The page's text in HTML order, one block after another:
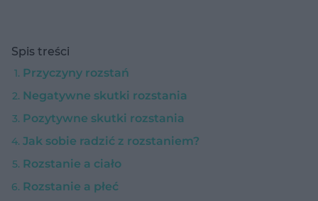
Spis treści
Przyczyny rozstań
Negatywne skutki rozstania
Pozytywne skutki rozstania
Jak sobie radzić z rozstaniem?
Rozstanie a ciało
Rozstanie a płeć